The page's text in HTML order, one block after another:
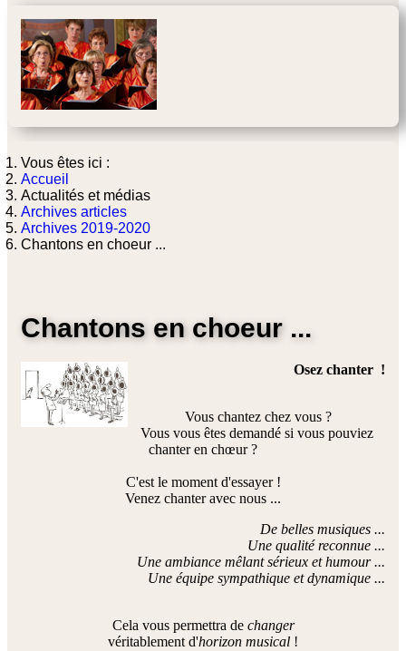
Vous êtes ici :
Accueil
Actualités et médias
Archives articles
Archives 2019-2020
Chantons en choeur ...
Chantons en choeur ...
Osez chanter !
Vous chantez chez vous ?
Vous vous êtes demandé si vous pouviez
chanter en chœur ?
C'est le moment d'essayer !
Venez chanter avec nous ...
De belles musiques ...
Une qualité reconnue ...
Une ambiance mêlant sérieux et humour ...
Une équipe sympathique et dynamique ...
Cela vous permettra de changer
véritablement d'horizon musical !